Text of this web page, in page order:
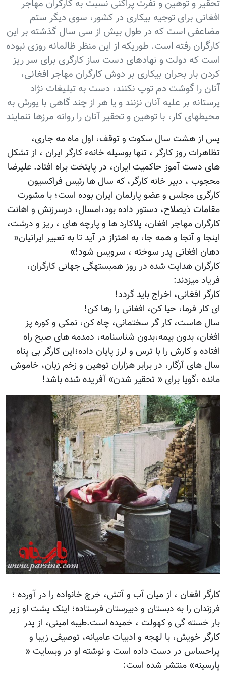
تحقیر و توهین و نفرت پراکنی نسبت به کارگران مهاجر
افغانی برای توجیه بیکاری در کشور، سوی دیگر ستم
مضاعفی است که در طول بیش از سی سال گذشته بر این
کارگران رفته است. طوریکه از این منظر ظالمانه روزی نبوده
است که دولت و نهادهای دست ساز کارگری برای سر ریز
کردن بار بحران بیکاری بر دوش کارگران مهاجر افغانی،
آنان را گوشت دم توپ نکنند، دست به تبلیغات نژاد
پرستانه بر علیه آنان نزنند و یا هر از چند گاهی با یورش به
محیطهای کار، با توهین و تحقیر آنان را روانه مرزها ننمایند
پس از هشت سال سکوت و توقف، اول ماه مه جاری،
تظاهرات روز کارگر ، تنها بوسیله خانهء کارگر ایران ، از تشکل
های دست آموز حاکمیت ایران، در پایتخت براه افتاد. علیرضا
محجوب ، دبیر خانه کارگر، که سال ها رئیس فراکسیون
کارگری مجلس و عضو پارلمان ایران بوده است؛ با مشورت
مقامات ذیصلاح، دستور داده بود،امسال، درسرزنش و اهانت
کارگران مهاجر افغان، پلاکارد ها و پارچه های ، ریز و درشت،
اینجا و آنجا و همه جا، به اهتزاز در آید تا به تعبیر ایرانیان«
دهان افغانی پدر سوخته ، سرویس شود!»
کارگران هدایت شده در روز همبستهگی جهانی کارگران،
فریاد میزدند:
کارگر افغانی، اخراج باید گردد!
ای کار فرما، حیا کن، افغانی را رها کن!
سال هاست، کار گر سختمانی، چاه کن، نمکی و کوره پز
افغان، بدون بیمه،بدون شناسنامه، دمدمه های صبح راه
افتاده و کارش را با ترس و لرز پایان داده؛این کارگر بی پناه
سال های آزگار، در برابر هزاران توهین و زخم زبان، خاموش
مانده ،گویا برای « تحقیر شدن» آفریده شده باشد!
کارگر افغان ، از میان آب و آتش، خرچ خانواده را در آورده ؛
فرزندان را به دبستان و دبیرستان فرستاده؛ اینک پشت او زیر
بار خسته گی و کهولت ، خمیده است.طیبه امینی، از پدر
کارگر خویش، با لهجه و ادبیات عامیانه، توصیفی زیبا و
پراحساس در دست داده است و نوشته او در وبسایت «
پارسینه» منتشر شده است: